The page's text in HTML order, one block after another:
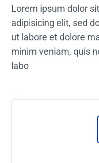
Lorem ipsum dolor
adipisicing elit, sed
ut labore et dolore
minim veniam, quis
labo